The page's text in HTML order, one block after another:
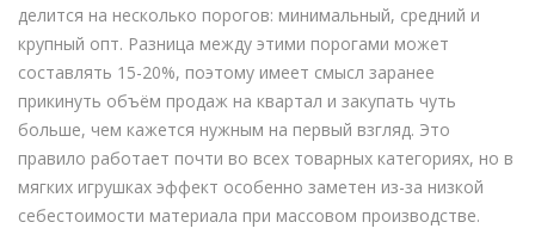
делится на несколько порогов: минимальный, средний и
крупный опт. Разница между этими порогами может
составлять 15-20%, поэтому имеет смысл заранее
прикинуть объём продаж на квартал и закупать чуть
больше, чем кажется нужным на первый взгляд. Это
правило работает почти во всех товарных категориях, но в
мягких игрушках эффект особенно заметен из-за низкой
себестоимости материала при массовом производстве.